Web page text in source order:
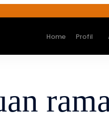
Home Profil